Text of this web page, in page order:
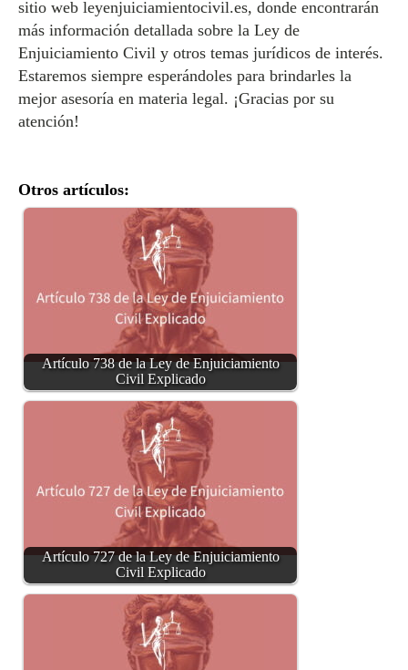
sitio web leyenjuiciamientocivil.es, donde encontrarán
más información detallada sobre la Ley de
Enjuiciamiento Civil y otros temas jurídicos de interés.
Estaremos siempre esperándoles para brindarles la
mejor asesoría en materia legal. ¡Gracias por su
atención!
Otros artículos:
Artículo 738 de la Ley de Enjuiciamiento
Civil Explicado
Artículo 727 de la Ley de Enjuiciamiento
Civil Explicado